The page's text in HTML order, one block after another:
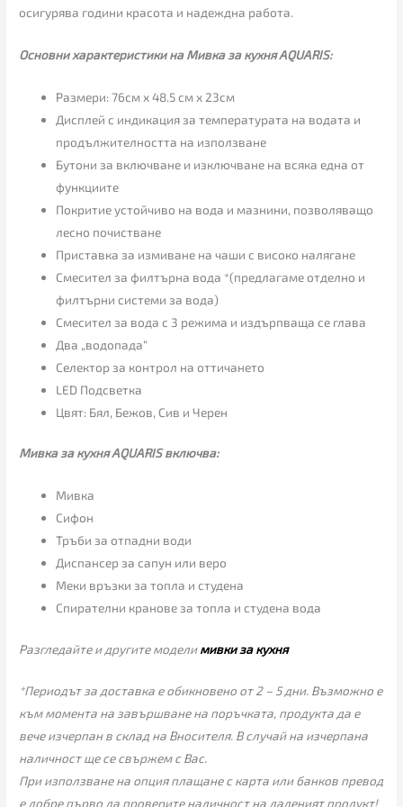
осигурява години красота и надеждна работа.
Основни характеристики на Мивка за кухня AQUARIS:
Размери: 76см х 48.5 см х 23см
Дисплей с индикация за температурата на водата и
продължителността на използване
Бутони за включване и изключване на всяка една от
функциите
Покритие устойчиво на вода и мазнини, позволяващо
лесно почистване
Приставка за измиване на чаши с високо налягане
Смесител за филтърна вода *(предлагаме отделно и
филтърни системи за вода)
Смесител за вода с 3 режима и издърпваща се глава
Два „водопада“
Селектор за контрол на оттичането
LED Подсветка
Цвят: Бял, Бежов, Сив и Черен
Мивка за кухня AQUARIS включва:
Мивка
Сифон
Тръби за отпадни води
Диспансер за сапун или веро
Меки връзки за топла и студена
Спирателни кранове за топла и студена вода
Разгледайте и другите моделимивки за кухня
*Периодът за доставка е обикновено от 2 – 5 дни. Възможно е
към момента на завършване на поръчката, продукта да е
вече изчерпан в склад на Вносителя. В случай на изчерпана
наличност ще се свържем с Вас.
При използване на опция плащане с карта или банков превод
е добре първо да проверите наличност на даденият продукт!